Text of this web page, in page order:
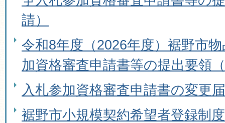
請）
令和8年度（2026年度）裾野市
加資格審査申請書等の提出要領
入札参加資格審査申請書の変更
裾野市小規模契約希望者登録制度